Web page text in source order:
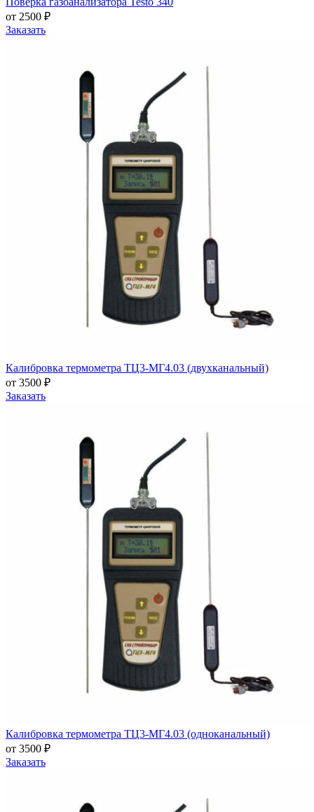
от 2500 ₽
Заказать
Калибровка термометра ТЦ3-МГ4.03 (двухканальный)
от 3500 ₽
Заказать
Калибровка термометра ТЦ3-МГ4.03 (одноканальный)
от 3500 ₽
Заказать